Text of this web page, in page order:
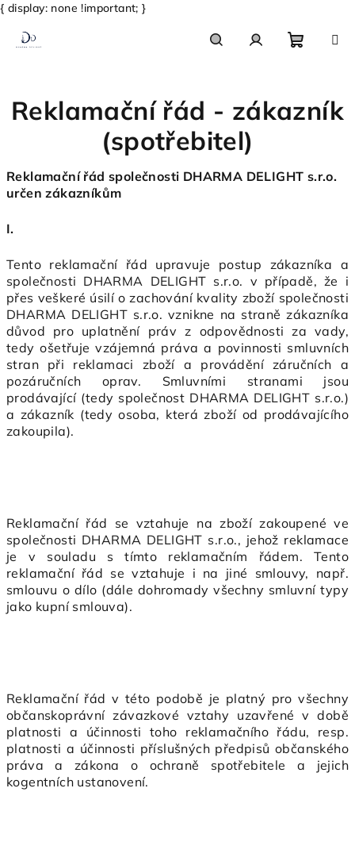
{ display: none !important; }
košík
Reklamační řád - zákazník
(spotřebitel)
Reklamační řád společnosti DHARMA DELIGHT s.r.o.
určen zákazníkům
I.
Tento reklamační řád upravuje postup zákazníka a
společnosti DHARMA DELIGHT s.r.o. v případě, že i
přes veškeré úsilí o zachování kvality zboží společnosti
DHARMA DELIGHT s.r.o. vznikne na straně zákazníka
důvod pro uplatnění práv z odpovědnosti za vady,
tedy ošetřuje vzájemná práva a povinnosti smluvních
stran při reklamaci zboží a provádění záručních a
pozáručních oprav. Smluvními stranami jsou
prodávající (tedy společnost DHARMA DELIGHT s.r.o.)
a zákazník (tedy osoba, která zboží od prodávajícího
zakoupila).
Reklamační řád se vztahuje na zboží zakoupené ve
společnosti DHARMA DELIGHT s.r.o., jehož reklamace
je v souladu s tímto reklamačním řádem. Tento
reklamační řád se vztahuje i na jiné smlouvy, např.
smlouvu o dílo (dále dohromady všechny smluvní typy
jako kupní smlouva).
Reklamační řád v této podobě je platný pro všechny
občanskoprávní závazkové vztahy uzavřené v době
platnosti a účinnosti toho reklamačního řádu, resp.
platnosti a účinnosti příslušných předpisů občanského
práva a zákona o ochraně spotřebitele a jejich
kogentních ustanovení.